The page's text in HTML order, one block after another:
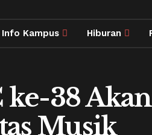
Info Kampus Hiburan
ke-38
Musik